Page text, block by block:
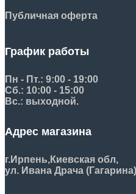
Публичная оферта
График работы
Пн - Пт.: 9:00 - 19:00
Сб.: 10:00 - 15:00
Вс.: выходной.
Адрес магазина
г.Ирпень,Киевская обл,
ул. Ивана Драча